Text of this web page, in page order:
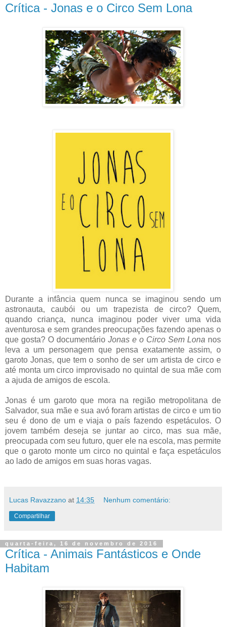
Crítica - Jonas e o Circo Sem Lona
Durante a infância quem nunca se imaginou sendo um
astronauta, caubói ou um trapezista de circo? Quem,
quando criança, nunca imaginou poder viver uma vida
aventurosa e sem grandes preocupações fazendo apenas o
que gosta? O documentário Jonas e o Circo Sem Lona nos
leva a um personagem que pensa exatamente assim, o
garoto Jonas, que tem o sonho de ser um artista de circo e
até monta um circo improvisado no quintal de sua mãe com
a ajuda de amigos de escola.
Jonas é um garoto que mora na região metropolitana de
Salvador, sua mãe e sua avó foram artistas de circo e um tio
seu é dono de um e viaja o país fazendo espetáculos. O
jovem também deseja se juntar ao circo, mas sua mãe,
preocupada com seu futuro, quer ele na escola, mas permite
que o garoto monte um circo no quintal e faça espetáculos
ao lado de amigos em suas horas vagas.
Lucas Ravazzano at 14:35 Nenhum comentário:
Compartilhar
quarta-feira, 16 de novembro de 2016
Crítica - Animais Fantásticos e Onde
Habitam